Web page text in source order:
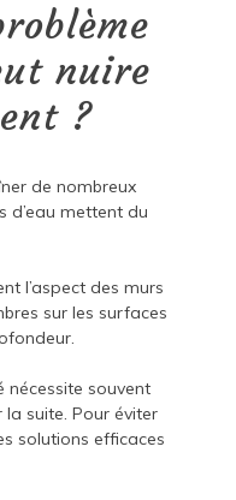
nuire
?
de nombreux
d’eau mettent du
l’aspect des murs
sur les surfaces
nécessite souvent
suite. Pour éviter
solutions efficaces